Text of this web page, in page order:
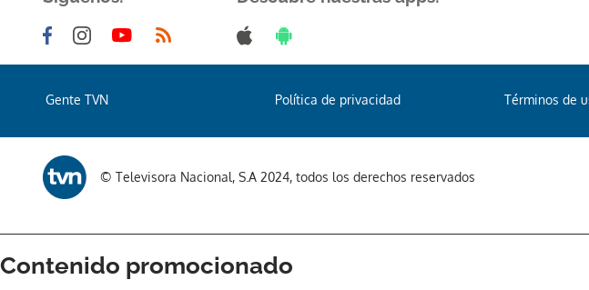
Gente TVN Política de privacidad Términos de
© Televisora Nacional, S.A 2024, todos los derechos reservados